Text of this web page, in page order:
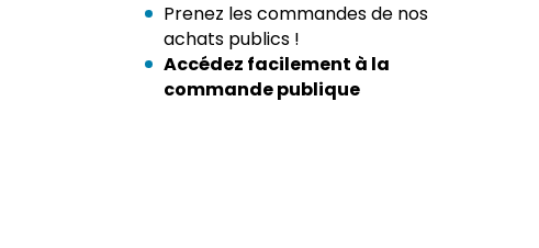
Prenez les commandes de nos
achats publics !
Accédez facilement à la
commande publique